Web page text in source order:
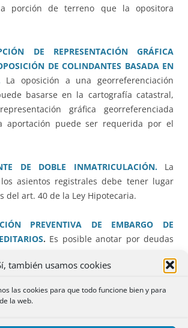
también usamos cookies
las cookies para que todo funcione bien y para
la web.
porción de terreno que la opositora
DE REPRESENTACIÓN GRÁFICA
DE COLINDANTES BASADA EN
La oposición a una georreferenciación
basarse en la cartografía catastral,
gráfica georreferenciada
aportación puede ser requerida por el
DE DOBLE INMATRICULACIÓN.
La
asientos registrales debe tener lugar
del art. 40 de la Ley Hipotecaria.
PREVENTIVA DE EMBARGO DE
. Es posible anotar por deudas
cuanto a los derechos que puedan
tal bien siempre que se acredite la